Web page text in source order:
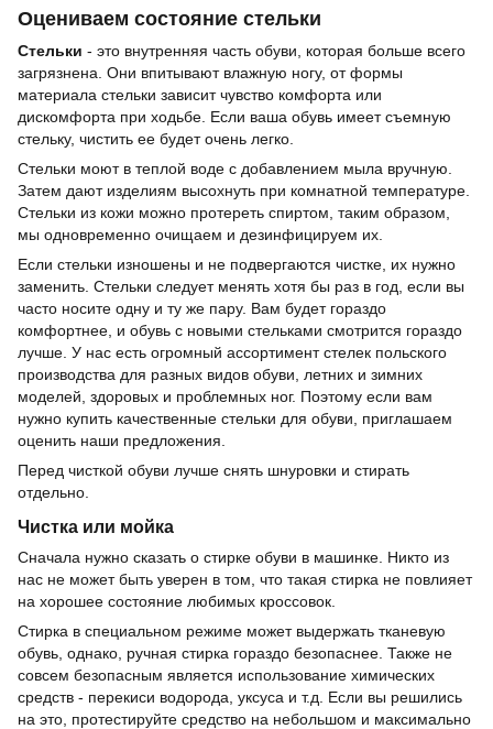
Оцениваем состояние стельки
Стельки - это внутренняя часть обуви, которая больше всего
загрязнена. Они впитывают влажную ногу, от формы
материала стельки зависит чувство комфорта или
дискомфорта при ходьбе. Если ваша обувь имеет съемную
стельку, чистить ее будет очень легко.
Стельки моют в теплой воде с добавлением мыла вручную.
Затем дают изделиям высохнуть при комнатной температуре.
Стельки из кожи можно протереть спиртом, таким образом,
мы одновременно очищаем и дезинфицируем их.
Если стельки изношены и не подвергаются чистке, их нужно
заменить. Стельки следует менять хотя бы раз в год, если вы
часто носите одну и ту же пару. Вам будет гораздо
комфортнее, и обувь с новыми стельками смотрится гораздо
лучше. У нас есть огромный ассортимент стелек польского
производства для разных видов обуви, летних и зимних
моделей, здоровых и проблемных ног. Поэтому если вам
нужно купить качественные стельки для обуви, приглашаем
оценить наши предложения.
Перед чисткой обуви лучше снять шнуровки и стирать
отдельно.
Чистка или мойка
Сначала нужно сказать о стирке обуви в машинке. Никто из
нас не может быть уверен в том, что такая стирка не повлияет
на хорошее состояние любимых кроссовок.
Стирка в специальном режиме может выдержать тканевую
обувь, однако, ручная стирка гораздо безопаснее. Также не
совсем безопасным является использование химических
средств - перекиси водорода, уксуса и т.д. Если вы решились
на это, протестируйте средство на небольшом и максимально